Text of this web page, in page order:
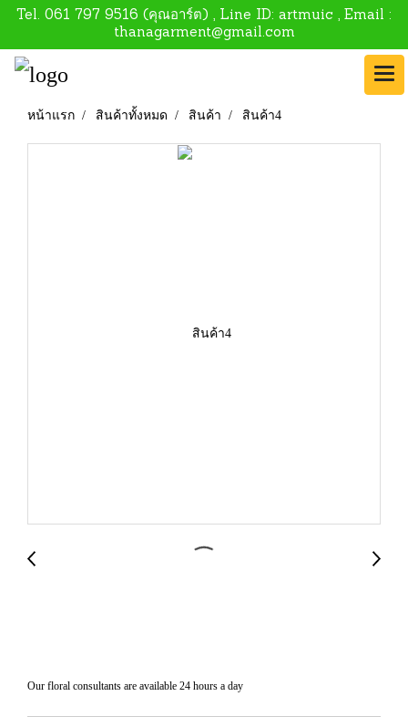
Tel. 061 797 9516 (คุณอาร์ต) , Line ID: artmuic , Email :
thanagarment@gmail.com
หน้าแรก สินค้าทั้งหมด สินค้า สินค้า4
Our floral consultants are available 24 hours a day